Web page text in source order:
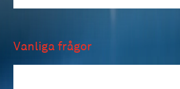
Vanliga frågor